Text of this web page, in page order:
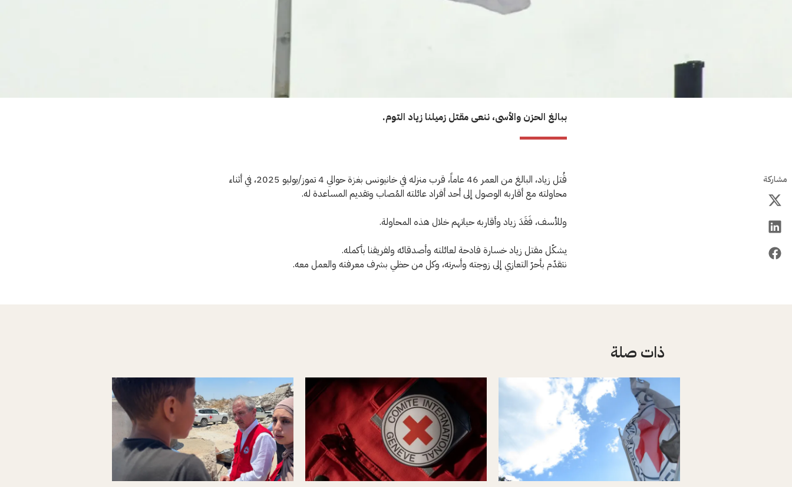
ببالغ الحزن والأسى، ننعى مقتل زميلنا زياد التوم.
مشاركة
قُتل زياد، البالغ من العمر 46 عاماً، قرب منزله في خانيونس بغزة حوالي 4 تموز/يوليو 2025، في أثناء
محاولته مع أقاربه الوصول إلى أحد أفراد عائلته المُصاب وتقديم المساعدة له.
وللأسف، فَقَدَ زياد وأقاربه حياتهم خلال هذه المحاولة.
يشكّل مقتل زياد خسارة فادحة لعائلته وأصدقائه ولفريقنا بأكمله.
نتقدّم بأحرّ التعازي إلى زوجته وأسرته، وكل من حظي بشرف معرفته والعمل معه.
ذات صلة